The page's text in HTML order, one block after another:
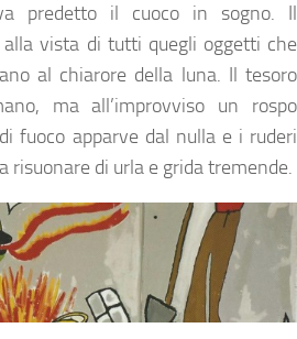
predetto il cuoco in sogno. Il
alla vista di tutti quegli oggetti che
al chiarore della luna. Il tesoro
ma all’improvviso un rospo
fuoco apparve dal nulla e i ruderi
risuonare di urla e grida tremende.